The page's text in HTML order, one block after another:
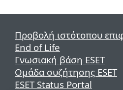
Προβολή ιστότοπου
End of Life
Γνωσιακή βάση ESET
Ομάδα συζήτησης ESET
ESET Status Portal